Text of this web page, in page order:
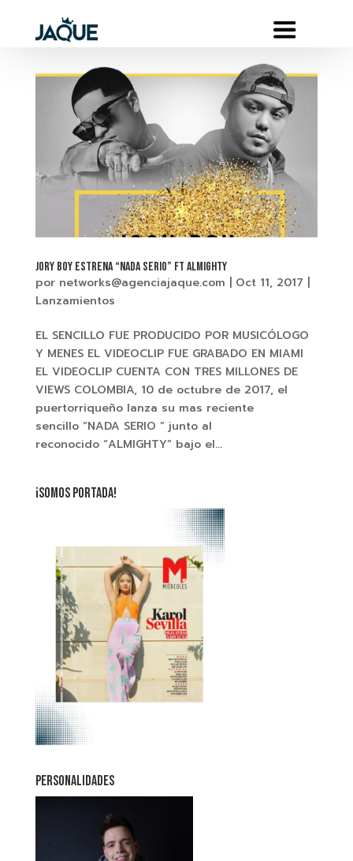
JORY BOY Estrena “NADA SERIO” FT ALMIGHTY
por networks@agenciajaque.com | Oct 11, 2017 |
Lanzamientos
EL SENCILLO FUE PRODUCIDO POR MUSICÓLOGO
Y MENES EL VIDEOCLIP FUE GRABADO EN MIAMI
EL VIDEOCLIP CUENTA CON TRES MILLONES DE
VIEWS COLOMBIA, 10 de octubre de 2017, el
puertorriqueño lanza su mas reciente
sencillo “NADA SERIO ” junto al
reconocido “ALMIGHTY” bajo el...
¡SOMOS PORTADA!
PERSONALIDADES